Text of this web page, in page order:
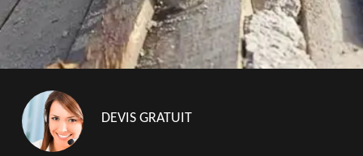
DEVIS GRATUIT